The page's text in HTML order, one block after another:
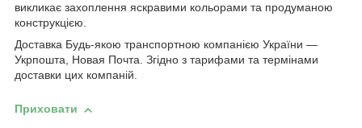
викликає захоплення яскравими кольорами та продуманою
конструкцією.
Доставка Будь-якою транспортною компанією України —
Укрпошта, Новая Почта. Згідно з тарифами та термінами
доставки цих компаній.
Приховати